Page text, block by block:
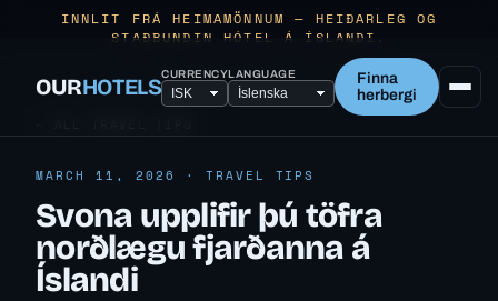
INNLIT FRÁ HEIMAMÖNNUM — HEIÐARLEG OG
STAÐBUNDIN HÓTEL Á ÍSLANDI.
OURHOTELSCURRENCYLANGUAGE
Finna
herbergi
MARCH 11, 2026 · TRAVEL TIPS
Svona upplifir þú töfra
norðlægu fjarðanna á
Íslandi